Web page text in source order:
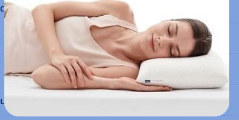
México?
rastrear mi pedido?
la tienen?